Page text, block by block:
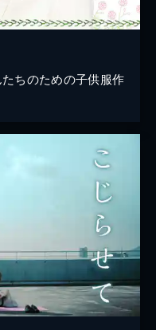
ちのための子供服作